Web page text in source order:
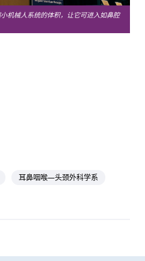
机械人系统的体积，让它可进入如鼻腔
耳鼻咽喉—头颈外科学系